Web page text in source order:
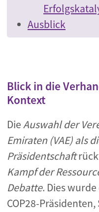
Ausblick
Blick in die
Kontext
DieAuswahl der
Emiraten (VAE) als
Präsidentschaft
Kampf der
Debatte. Dies
COP28-